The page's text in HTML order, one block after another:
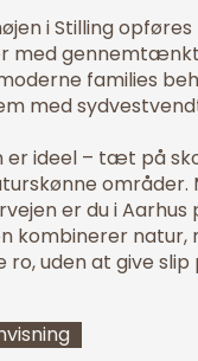
i Stilling
med
families
med
er ideel – tæt på
områder.
er du i Aarhus
kombinerer
uden at give slip